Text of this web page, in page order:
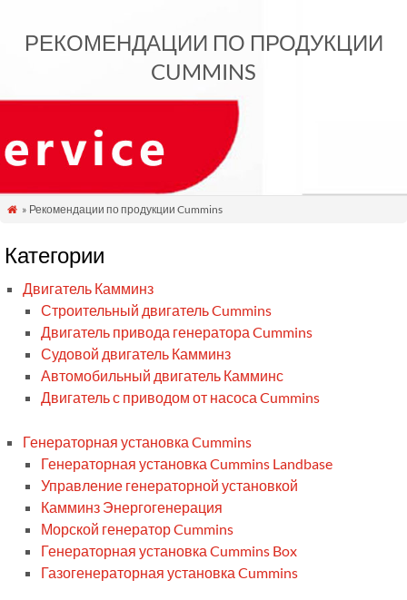
РЕКОМЕНДАЦИИ ПО ПРОДУКЦИИ
CUMMINS
 » Рекомендации по продукции Cummins
Категории
Двигатель Камминз
Строительный двигатель Cummins
Двигатель привода генератора Cummins
Судовой двигатель Камминз
Автомобильный двигатель Камминс
Двигатель с приводом от насоса Cummins
Генераторная установка Cummins
Генераторная установка Cummins Landbase
Управление генераторной установкой
Камминз Энергогенерация
Морской генератор Cummins
Генераторная установка Cummins Box
Газогенераторная установка Cummins